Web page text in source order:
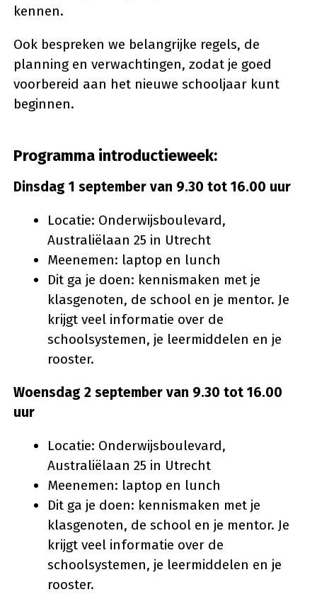
kennen.
Ook bespreken we belangrijke regels, de
planning en verwachtingen, zodat je goed
voorbereid aan het nieuwe schooljaar kunt
beginnen.
Programma introductieweek:
Dinsdag 1 september van 9.30 tot 16.00 uur
Locatie: Onderwijsboulevard,
Australiëlaan 25 in Utrecht
Meenemen: laptop en lunch
Dit ga je doen: kennismaken met je
klasgenoten, de school en je mentor. Je
krijgt veel informatie over de
schoolsystemen, je leermiddelen en je
rooster.
Woensdag 2 september van 9.30 tot 16.00
uur
Locatie: Onderwijsboulevard,
Australiëlaan 25 in Utrecht
Meenemen: laptop en lunch
Dit ga je doen: kennismaken met je
klasgenoten, de school en je mentor. Je
krijgt veel informatie over de
schoolsystemen, je leermiddelen en je
rooster.